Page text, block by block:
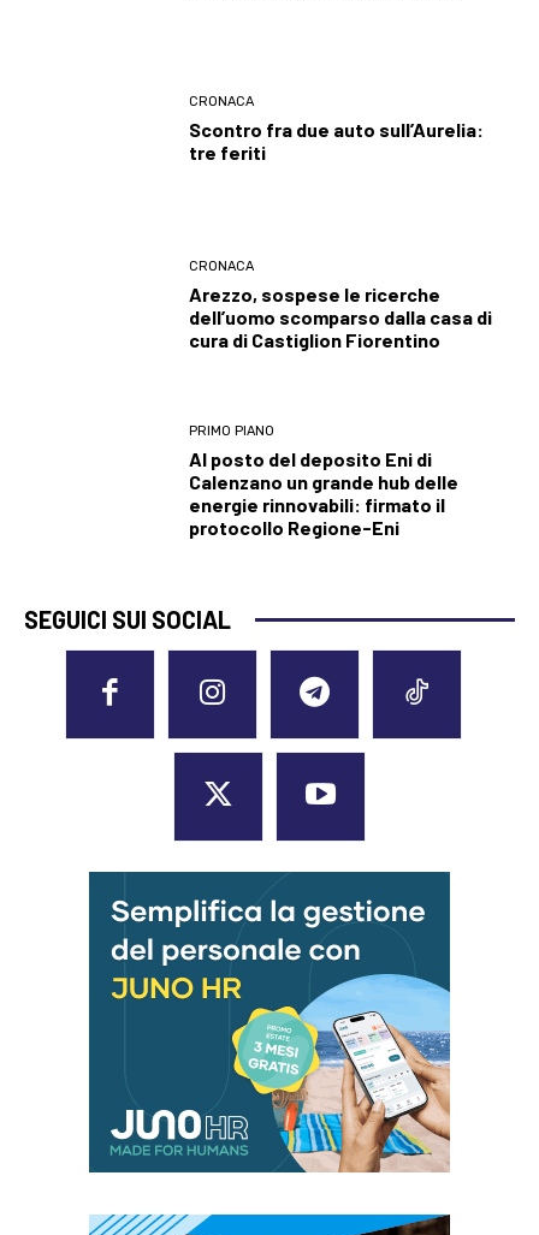
CRONACA
Scontro fra due auto sull’Aurelia:
tre feriti
CRONACA
Arezzo, sospese le ricerche
dell’uomo scomparso dalla casa di
cura di Castiglion Fiorentino
PRIMO PIANO
Al posto del deposito Eni di
Calenzano un grande hub delle
energie rinnovabili: firmato il
protocollo Regione-Eni
SEGUICI SUI SOCIAL